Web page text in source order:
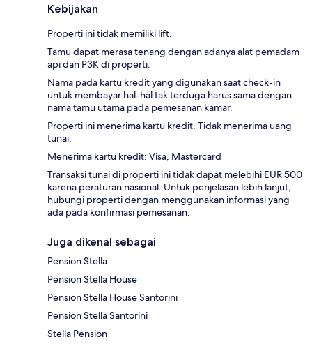
Kebijakan
Properti ini tidak memiliki lift.
Tamu dapat merasa tenang dengan adanya alat pemadam
api dan P3K di properti.
Nama pada kartu kredit yang digunakan saat check-in
untuk membayar hal-hal tak terduga harus sama dengan
nama tamu utama pada pemesanan kamar.
Properti ini menerima kartu kredit. Tidak menerima uang
tunai.
Menerima kartu kredit: Visa, Mastercard
Transaksi tunai di properti ini tidak dapat melebihi EUR 500
karena peraturan nasional. Untuk penjelasan lebih lanjut,
hubungi properti dengan menggunakan informasi yang
ada pada konfirmasi pemesanan.
Juga dikenal sebagai
Pension Stella
Pension Stella House
Pension Stella House Santorini
Pension Stella Santorini
Stella Pension